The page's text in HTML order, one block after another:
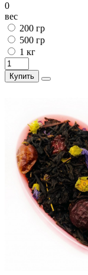
0
вес
200 гр
500 гр
1 кг
Купить